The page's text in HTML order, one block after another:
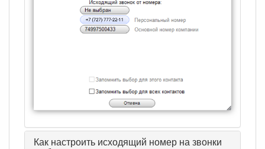
Как настроить исходящий номер на звонки